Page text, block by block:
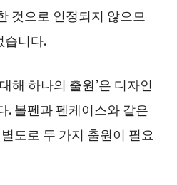
것으로 인정되지 않으므
습니다.
해 하나의 출원’은 디자인
. 볼펜과 펜케이스와 같은
도로 두 가지 출원이 필요